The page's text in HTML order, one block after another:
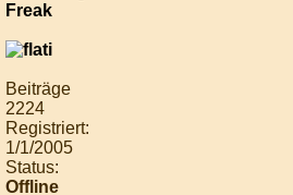
Beiträge
2224
Registriert:
1/1/2005
Status:
Offline